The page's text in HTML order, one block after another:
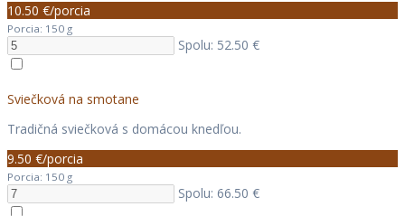
10.50 €/porcia
Porcia: 150 g
Spolu: 52.50 €
Sviečková na smotane
Tradičná sviečková s domácou knedľou.
9.50 €/porcia
Porcia: 150 g
Spolu: 66.50 €